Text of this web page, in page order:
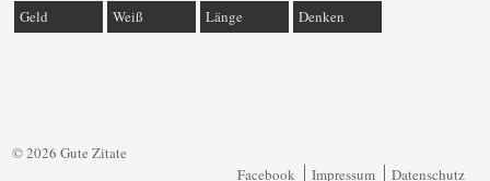
Geld
Weiß Länge Denken
© 2026 Gute Zitate
Facebook
Impressum Datenschutz